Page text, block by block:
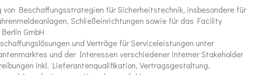
von Beschaffungsstrategien für Sicherheitstechnik, insbesondere für
Schließeinrichtungen sowie für das Facility
GmbH
und Verträge für Serviceleistungen unter
und der Interessen verschiedener interner Stakeholder
inkl. Lieferantenqualifikation, Vertragsgestaltung,